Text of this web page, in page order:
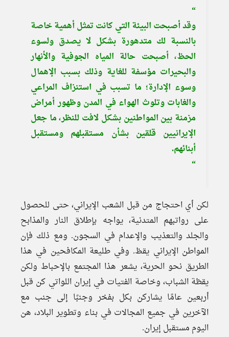
“
وقد أصبحت البيئة التي كانت تمثل أهمية خاصة
بالنسبة لك متدهورة بشكل لا يصدق ولسوء
الحظ، أصبحت حالة المياه الجوفية والأنهار
والبحيرات مؤسفة للغاية وذلك بسبب الإهمال
وسوء الإدارة؛ ما تسبب في استنزاف المراعي
والغابات وتلوث الهواء في المدن وظهور أمراض
مزمنة بين المواطنين بشكل لافت للنظر، ما جعل
الإيرانيين قلقين بشأن مستقبلهم ومستقبل
أبنائهم.
“
لكن أي احتجاج من قبل الشعب الإيراني، حتى للحصول
على رواتبهم المتدنية، يواجه بإطلاق النار والمذابح
والجلد والتعذيب والإعدام في السجون. ومع ذلك فإن
المواطن الإيراني يقظ. وفي طليعة المكافحين في هذا
الطريق نحو الحرية، يشعر هذا المجتمع بالإحباط ولكن
يقظة الشباب، وخاصة الفتيات في إيران اللواتي كن قبل
أربعين عامًا يشاركن بكل بفخر وجنبًا إلى جنب مع
الآخرين في جميع المجالات في بناء وتطوير البلاد، هن
اليوم مستقبل إيران.